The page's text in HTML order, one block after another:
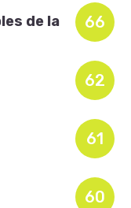
de la
66
62
61
60